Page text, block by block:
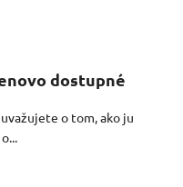
dostupné
o tom, ako ju